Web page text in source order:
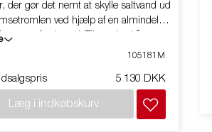
der gør det nemt at skylle saltvand ud
ved hjælp af en almindelig
og ferskvand. Til en aksel å
200x50.
105181M
5 130 DKK
Læg i indkøbskurv